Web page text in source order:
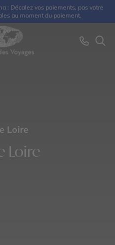
: Décalez vos paiements, pas votre
au moment du paiement.
Loire
Loire